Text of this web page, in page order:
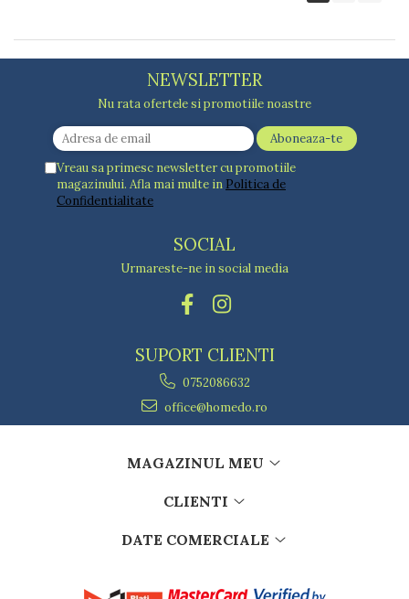
NEWSLETTER
Nu rata ofertele si promotiile noastre
Vreau sa primesc newsletter cu promotiile
magazinului. Afla mai multe in Politica de
Confidentialitate
SOCIAL
Urmareste-ne in social media
SUPORT CLIENTI
0752086632
office@homedo.ro
MAGAZINUL MEU
CLIENTI
DATE COMERCIALE